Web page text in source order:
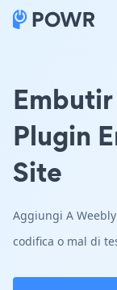
Plugin
Site
Aggiungi A
codifica o mal di